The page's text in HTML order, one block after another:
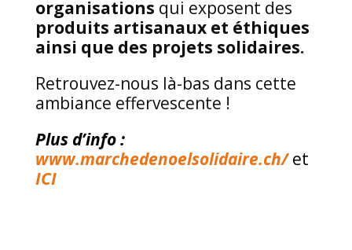
organisations qui exposent des
produits artisanaux et éthiques
ainsi que des projets solidaires.
Retrouvez-nous là-bas dans cette
ambiance effervescente !
Plus d’info :
www.marchedenoelsolidaire.ch/et
ICI